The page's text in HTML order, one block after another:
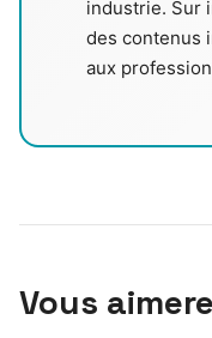
industrie. Sur
des contenus
aux
Vous